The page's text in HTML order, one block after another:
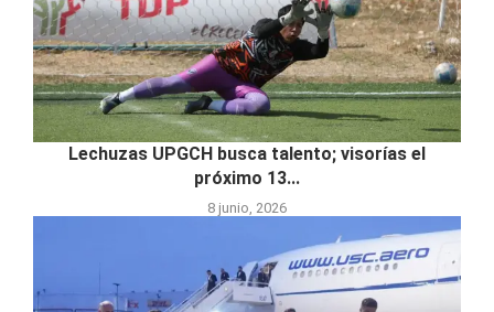
Lechuzas UPGCH busca talento; visorías el
próximo 13...
8 junio, 2026